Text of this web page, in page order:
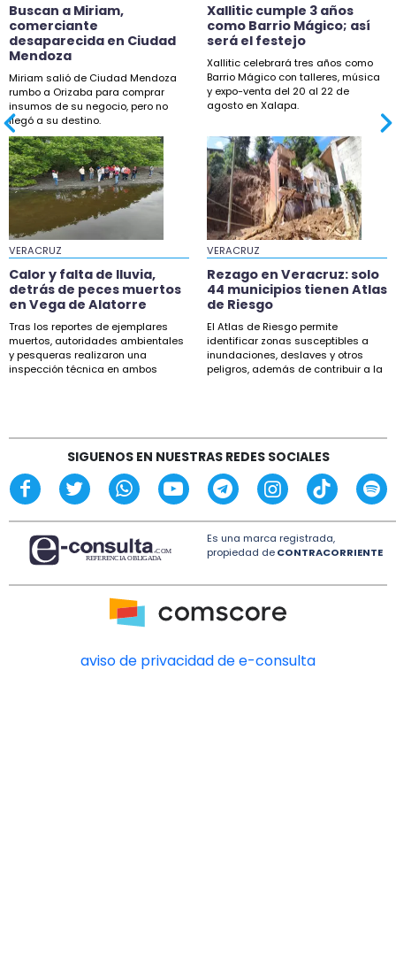
Buscan a Miriam,
comerciante
desaparecida en Ciudad
Mendoza
Miriam salió de Ciudad Mendoza
rumbo a Orizaba para comprar
insumos de su negocio, pero no
llegó a su destino.
Xallitic cumple 3 años
como Barrio Mágico; así
será el festejo
Xallitic celebrará tres años como
Barrio Mágico con talleres, música
y expo-venta del 20 al 22 de
agosto en Xalapa.
VERACRUZ
Calor y falta de lluvia,
detrás de peces muertos
en Vega de Alatorre
Tras los reportes de ejemplares
muertos, autoridades ambientales
y pesqueras realizaron una
inspección técnica en ambos
VERACRUZ
Rezago en Veracruz: solo
44 municipios tienen Atlas
de Riesgo
El Atlas de Riesgo permite
identificar zonas susceptibles a
inundaciones, deslaves y otros
peligros, además de contribuir a la
SIGUENOS EN NUESTRAS REDES SOCIALES
Es una marca registrada,
propiedad deCONTRACORRIENTE
aviso de privacidad de e-consulta